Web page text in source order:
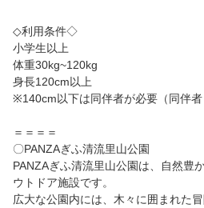
◇利用条件◇
小学生以上
体重30kg~120kg
身長120cm以上
※140cm以下は同伴者が必要（同伴者
＝＝＝＝
〇PANZAぎふ清流里山公園
PANZAぎふ清流里山公園は、自然豊
ウトドア施設です。
広大な公園内には、木々に囲まれた